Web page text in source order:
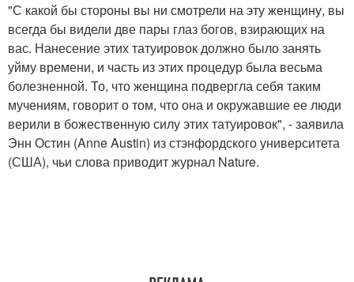
"С какой бы стороны вы ни смотрели на эту женщину, вы
всегда бы видели две пары глаз богов, взирающих на
вас. Нанесение этих татуировок должно было занять
уйму времени, и часть из этих процедур была весьма
болезненной. То, что женщина подвергла себя таким
мучениям, говорит о том, что она и окружавшие ее люди
верили в божественную силу этих татуировок", - заявила
Энн Остин (Anne Austin) из стэнфордского университета
(США), чьи слова приводит журнал Nature.